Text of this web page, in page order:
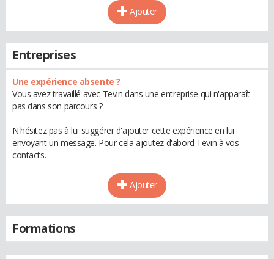
Ajouter
Entreprises
Une expérience absente ?
Vous avez travaillé avec Tevin dans une entreprise qui n'apparaît
pas dans son parcours ?
N'hésitez pas à lui suggérer d'ajouter cette expérience en lui
envoyant un message. Pour cela ajoutez d'abord Tevin à vos
contacts.
Ajouter
Formations